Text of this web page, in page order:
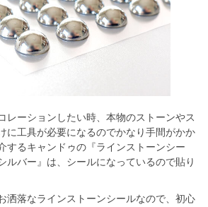
レーションしたい時、本物のストーンやス
に工具が必要になるのでかなり手間がかか
するキャンドゥの『ラインストーンシー
バー』は、シールになっているので貼り
洒落なラインストーンシールなので、初心